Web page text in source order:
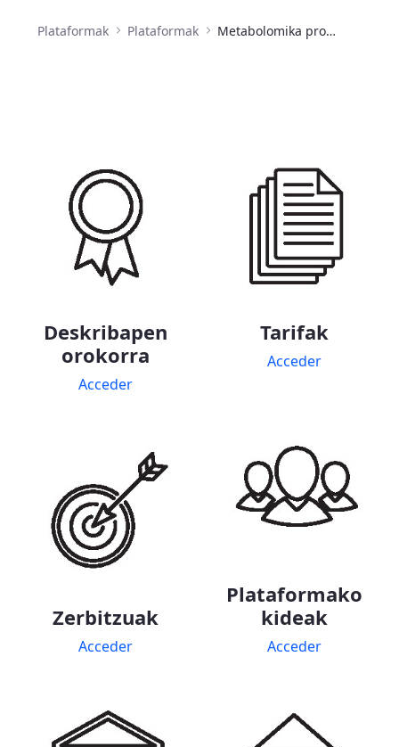
Plataformak Plataformak Metabolomika proteomikoa
Deskribapen
orokorra
Acceder
Zerbitzuak
Acceder
Tarifak
Acceder
Plataformako
kideak
Acceder